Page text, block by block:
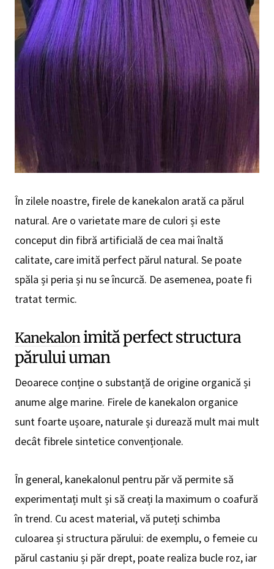
În zilele noastre, firele de kanekalon arată ca părul
natural. Are o varietate mare de culori și este
conceput din fibră artificială de cea mai înaltă
calitate, care imită perfect părul natural. Se poate
spăla și peria și nu se încurcă. De asemenea, poate fi
tratat termic.
Kanekalonimită perfect structura
părului uman
Deoarece conține o substanță de origine organică și
anume alge marine. Firele de kanekalon organice
sunt foarte ușoare, naturale și durează mult mai mult
decât fibrele sintetice convenționale.
În general, kanekalonul pentru păr vă permite să
experimentați mult și să creați la maximum o coafură
în trend. Cu acest material, vă puteți schimba
culoarea și structura părului: de exemplu, o femeie cu
părul castaniu și păr drept, poate realiza bucle roz, iar